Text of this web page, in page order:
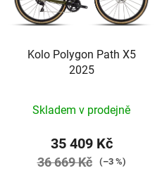
Kolo Polygon Path X5
2025
Skladem v prodejně
35 409 Kč
36 669 Kč (–3 %)